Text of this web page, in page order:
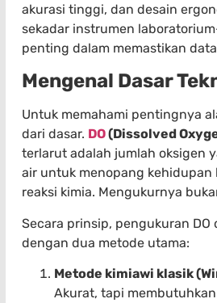
akurasi tinggi, dan desain
sekadar instrumen
penting dalam memastikan
Mengenal Dasar
Untuk memahami pentingnya
dari dasar. DO(Dissolved
terlarut adalah jumlah oksigen
air untuk menopang kehidupan
reaksi kimia. Mengukurnya
Secara prinsip, pengukuran DO
dengan dua metode utama:
Metode kimiawi klasik
Akurat, tapi